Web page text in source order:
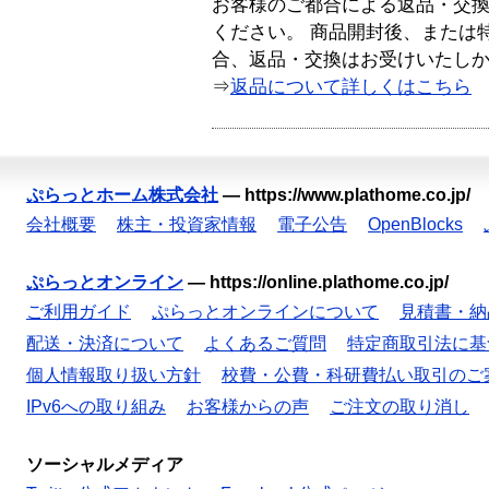
お客様のご都合による返品・交
ください。 商品開封後、または
合、返品・交換はお受けいたし
⇒返品について詳しくはこちら
ぷらっとホーム株式会社 — https://www.plathome.co.jp/
会社概要
株主・投資家情報 電子公告 OpenBlocks
ぷらっとオンライン — https://online.plathome.co.jp/
ご利用ガイド
ぷらっとオンラインについて
見積書・
配送・決済について
よくあるご質問
特定商取引法に
個人情報取り扱い方針
校費・公費・科研費払い取引のご
IPv6への取り組み
お客様からの声 ご注文の取り消し
ソーシャルメディア